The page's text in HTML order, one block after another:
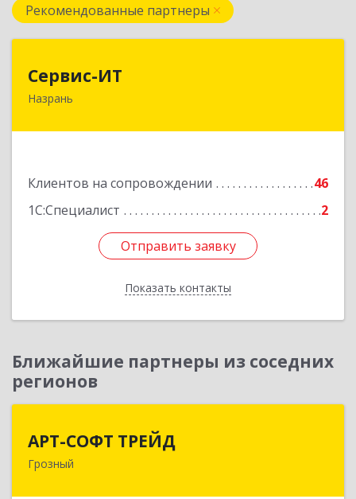
Рекомендованные партнеры
Сервис-ИТ
Назрань
Клиентов на сопровождении
46
1С:Специалист
2
Отправить заявку
Показать контакты
Подробнее
Отправить заявку
Назад
Ближайшие партнеры из соседних
регионов
АРТ-СОФТ ТРЕЙД
Грозный
364013, Чеченская Респ, Грозный г, Полярников